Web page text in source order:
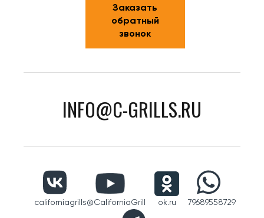
Заказать
обратный
звонок
INFO@C-GRILLS.RU
californiagrills@CaliforniaGrill ok.ru 79689558729